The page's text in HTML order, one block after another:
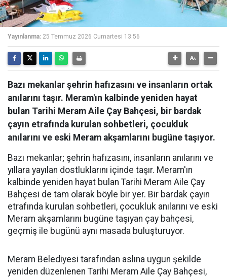
Yayınlanma: 25 Temmuz 2026 Cumartesi 13:56
Bazı mekanlar şehrin hafızasını ve insanların ortak
anılarını taşır. Meram'ın kalbinde yeniden hayat
bulan Tarihi Meram Aile Çay Bahçesi, bir bardak
çayın etrafında kurulan sohbetleri, çocukluk
anılarını ve eski Meram akşamlarını bugüne taşıyor.
Bazı mekanlar; şehrin hafızasını, insanların anılarını ve
yıllara yayılan dostluklarını içinde taşır. Meram'ın
kalbinde yeniden hayat bulan Tarihi Meram Aile Çay
Bahçesi de tam olarak böyle bir yer. Bir bardak çayın
etrafında kurulan sohbetleri, çocukluk anılarını ve eski
Meram akşamlarını bugüne taşıyan çay bahçesi,
geçmiş ile bugünü aynı masada buluşturuyor.
Meram Belediyesi tarafından aslına uygun şekilde
yeniden düzenlenen Tarihi Meram Aile Çay Bahçesi,